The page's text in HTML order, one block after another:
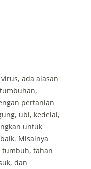
ada alasan
pertanian
ubi, kedelai,
untuk
Misalnya
tumbuh, tahan
dan